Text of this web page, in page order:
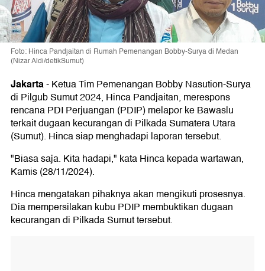
Foto: Hinca Pandjaitan di Rumah Pemenangan Bobby-Surya di Medan
(Nizar Aldi/detikSumut)
Jakarta-Ketua Tim Pemenangan Bobby Nasution-Surya
di Pilgub Sumut 2024, Hinca Pandjaitan, merespons
rencana PDI Perjuangan (PDIP) melapor ke Bawaslu
terkait dugaan kecurangan di Pilkada Sumatera Utara
(Sumut). Hinca siap menghadapi laporan tersebut.
"Biasa saja. Kita hadapi," kata Hinca kepada wartawan,
Kamis (28/11/2024).
Hinca mengatakan pihaknya akan mengikuti prosesnya.
Dia mempersilakan kubu PDIP membuktikan dugaan
kecurangan di Pilkada Sumut tersebut.